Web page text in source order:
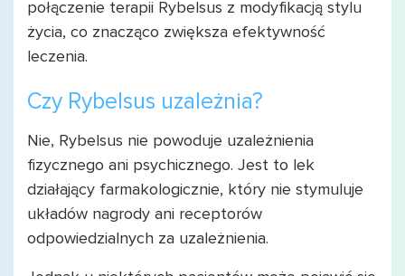
połączenie terapii Rybelsus z modyfikacją stylu
życia, co znacząco zwiększa efektywność
leczenia.
Czy Rybelsus uzależnia?
Nie, Rybelsus nie powoduje uzależnienia
fizycznego ani psychicznego. Jest to lek
działający farmakologicznie, który nie stymuluje
układów nagrody ani receptorów
odpowiedzialnych za uzależnienia.